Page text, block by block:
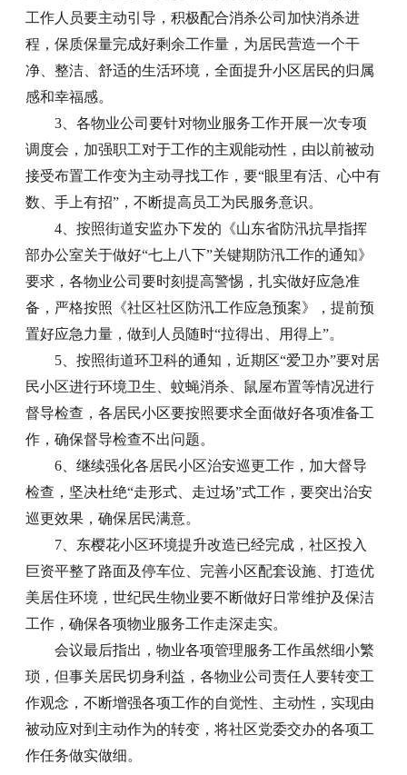
工作人员要主动引导，积极配合消杀公司加快消杀进
程，保质保量完成好剩余工作量，为居民营造一个干
净、整洁、舒适的生活环境，全面提升小区居民的归属
感和幸福感。
3、各物业公司要针对物业服务工作开展一次专项
调度会，加强职工对于工作的主观能动性，由以前被动
接受布置工作变为主动寻找工作，要“眼里有活、心中有
数、手上有招”，不断提高员工为民服务意识。
4、按照街道安监办下发的《山东省防汛抗旱指挥
部办公室关于做好“七上八下”关键期防汛工作的通知》
要求，各物业公司要时刻提高警惕，扎实做好应急准
备，严格按照《社区社区防汛工作应急预案》，提前预
置好应急力量，做到人员随时“拉得出、用得上”。
5、按照街道环卫科的通知，近期区“爱卫办”要对居
民小区进行环境卫生、蚊蝇消杀、鼠屋布置等情况进行
督导检查，各居民小区要按照要求全面做好各项准备工
作，确保督导检查不出问题。
6、继续强化各居民小区治安巡更工作，加大督导
检查，坚决杜绝“走形式、走过场”式工作，要突出治安
巡更效果，确保居民满意。
7、东樱花小区环境提升改造已经完成，社区投入
巨资平整了路面及停车位、完善小区配套设施、打造优
美居住环境，世纪民生物业要不断做好日常维护及保洁
工作，确保各项物业服务工作走深走实。
会议最后指出，物业各项管理服务工作虽然细小繁
琐，但事关居民切身利益，各物业公司责任人要转变工
作观念，不断增强各项工作的自觉性、主动性，实现由
被动应对到主动作为的转变，将社区党委交办的各项工
作任务做实做细。